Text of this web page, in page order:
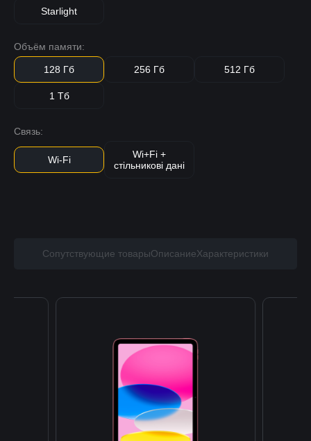
Starlight
Объём памяти:
128 Гб 256 Гб 512 Гб
1 Тб
Связь:
Wi-Fi
Wi+Fi +
стільникові дані
Сопутствующие товарыОписаниеХарактеристики